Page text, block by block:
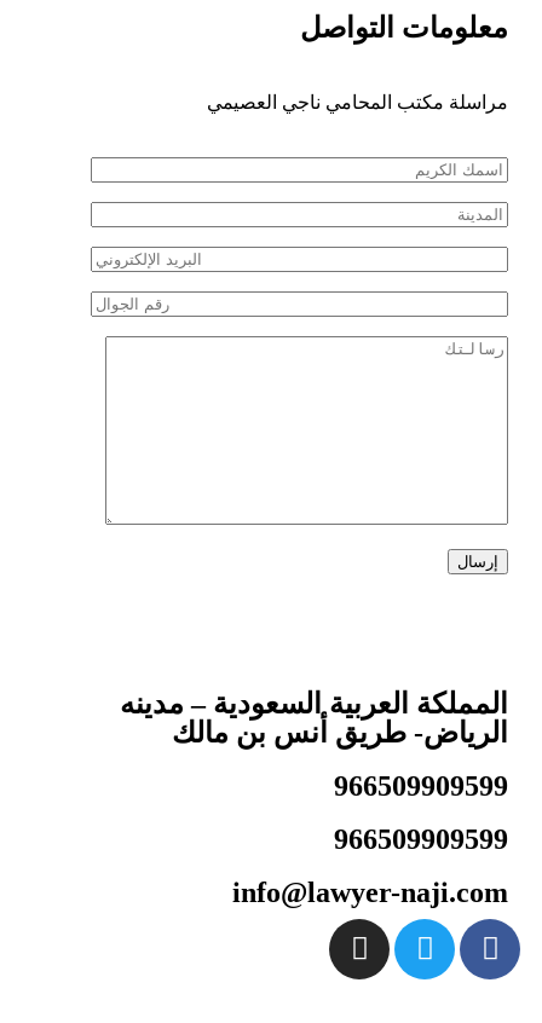
معلومات التواصل
مراسلة مكتب المحامي ناجي العصيمي
المملكة العربية السعودية – مدينه
الرياض- طريق أنس بن مالك
966509909599
966509909599
info@lawyer-naji.com